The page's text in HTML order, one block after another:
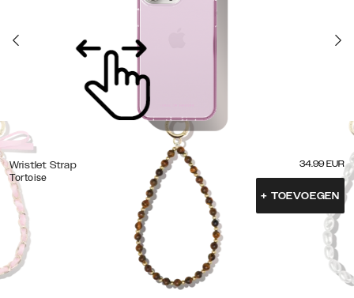
Wristlet Strap
Tortoise
34.99 EUR
+ TOEVOEGEN